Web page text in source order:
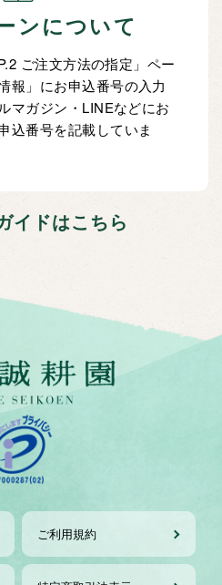
ンについて
ご注文方法の指定」ペー
報」にお申込番号の入力
マガジン・LINEなどにお
込番号を記載していま
イドはこちら
ご利用規約